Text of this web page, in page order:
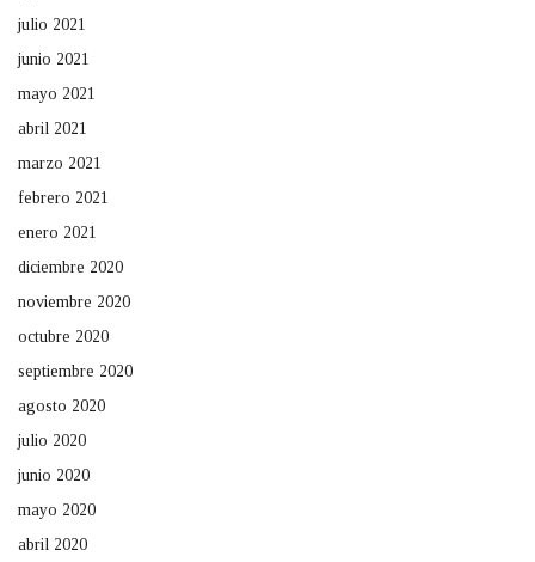
julio 2021
junio 2021
mayo 2021
abril 2021
marzo 2021
febrero 2021
enero 2021
diciembre 2020
noviembre 2020
octubre 2020
septiembre 2020
agosto 2020
julio 2020
junio 2020
mayo 2020
abril 2020